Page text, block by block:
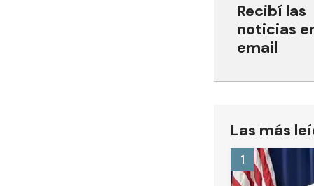
Recibí las
noticias
email
Las más
1